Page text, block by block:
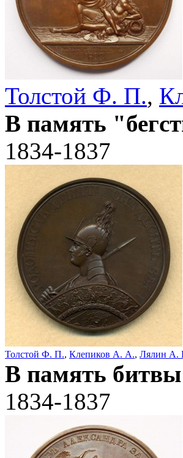
Толстой Ф. П.,
В память
1834-1837
Толстой Ф. П., Клепиков А. А., Лялин А.
В память
1834-1837